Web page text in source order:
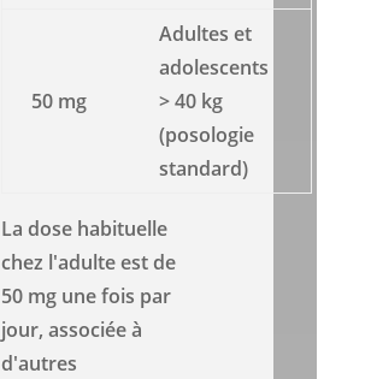
50 mg
Adultes et
adolescents
> 40 kg
(posologie
standard)
La dose habituelle
chez l'adulte est de
50 mg une fois par
jour, associée à
d'autres